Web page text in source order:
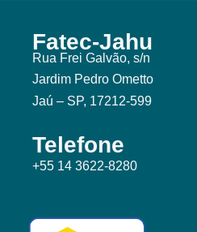
Fatec-Jahu
Rua Frei Galvão, s/n
Jardim Pedro Ometto
Jaú – SP, 17212-599
Telefone
+55 14 3622-8280